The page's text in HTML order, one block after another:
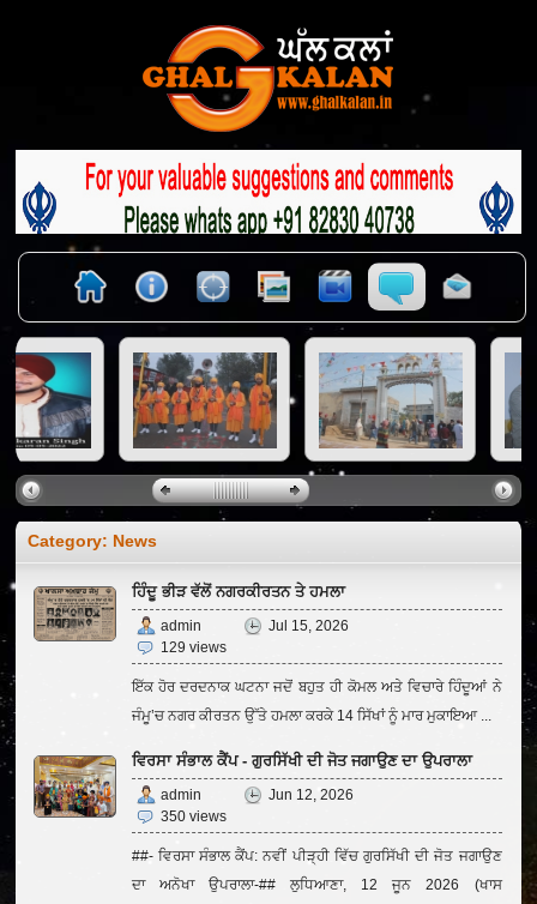
Category: News
ਹਿੰਦੂ ਭੀੜ ਵੱਲੋਂ ਨਗਰਕੀਰਤਨ ਤੇ ਹਮਲਾ
admin
Jul 15, 2026
129 views
ਇੱਕ ਹੋਰ ਦਰਦਨਾਕ ਘਟਨਾ ਜਦੋਂ ਬਹੁਤ ਹੀ ਕੋਮਲ ਅਤੇ ਵਿਚਾਰੇ ਹਿੰਦੂਆਂ ਨੇ
ਜੰਮੂ’ਚ ਨਗਰ ਕੀਰਤਨ ਉੱਤੇ ਹਮਲਾ ਕਰਕੇ 14 ਸਿੱਖਾਂ ਨੂੰ ਮਾਰ ਮੁਕਾਇਆ ...
ਵਿਰਸਾ ਸੰਭਾਲ ਕੈਂਪ - ਗੁਰਸਿੱਖੀ ਦੀ ਜੋਤ ਜਗਾਉਣ ਦਾ ਉਪਰਾਲਾ
admin
Jun 12, 2026
350 views
##- ਵਿਰਸਾ ਸੰਭਾਲ ਕੈਂਪ: ਨਵੀਂ ਪੀੜ੍ਹੀ ਵਿੱਚ ਗੁਰਸਿੱਖੀ ਦੀ ਜੋਤ ਜਗਾਉਣ
ਦਾ ਅਨੋਖਾ ਉਪਰਾਲਾ-## ਲੁਧਿਆਣਾ, 12 ਜੂਨ 2026 (ਖਾਸ